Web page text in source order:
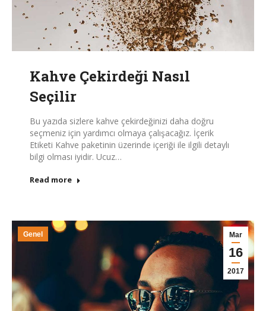
Kahve Çekirdeği Nasıl
Seçilir
Bu yazıda sizlere kahve çekirdeğinizi daha doğru
seçmeniz için yardımcı olmaya çalışacağız. İçerik
Etiketi Kahve paketinin üzerinde içeriği ile ilgili detaylı
bilgi olması iyidir. Ucuz…
Read more
Mar
16
2017
Genel